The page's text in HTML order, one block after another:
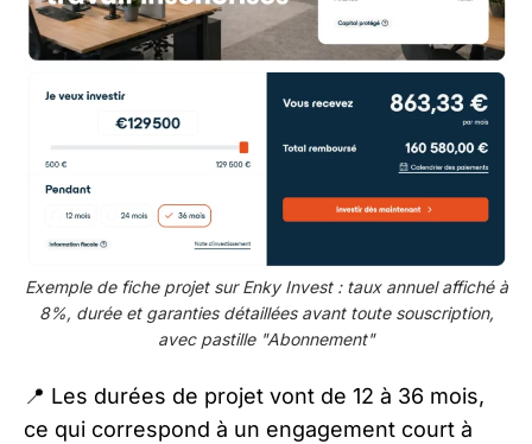
Exemple de fiche projet sur Enky Invest : taux annuel affiché à
8%, durée et garanties détaillées avant toute souscription,
avec pastille "Abonnement"
📍 Les durées de projet vont de 12 à 36 mois,
ce qui correspond à un engagement court à